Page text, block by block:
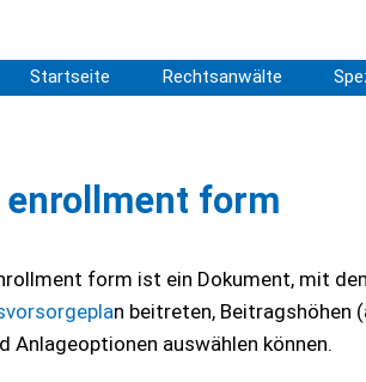
Startseite Rechtsanwälte
form
form ist ein Dokument, mit
n beitreten, Beitragshöhen
Anlageoptionen auswählen können.